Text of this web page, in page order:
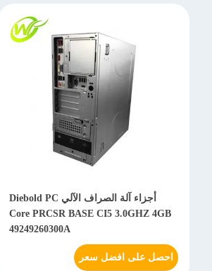
أجزاء آلة الصراف الآلي Diebold PC
Core PRCSR BASE CI5 3.0GHZ 4GB
49249260300A
احصل على افضل سعر